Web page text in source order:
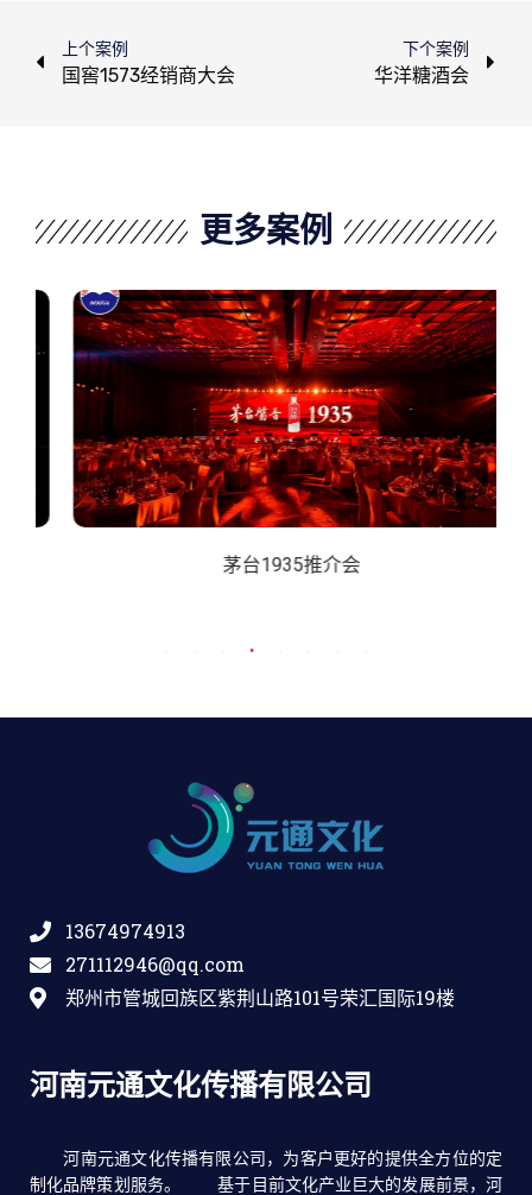
上个案例
国窖1573经销商大会
下个案例
华洋糖酒会
更多案例
茅台1935推介会
13674974913
271112946@qq.com
郑州市管城回族区紫荆山路101号荣汇国际19楼
河南元通文化传播有限公司
河南元通文化传播有限公司，为客户更好的提供全方位的定
制化品牌策划服务。 基于目前文化产业巨大的发展前景，河